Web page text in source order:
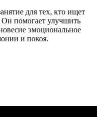
для тех, кто ищет
Он помогает улучшить
эмоциональное
и покоя.